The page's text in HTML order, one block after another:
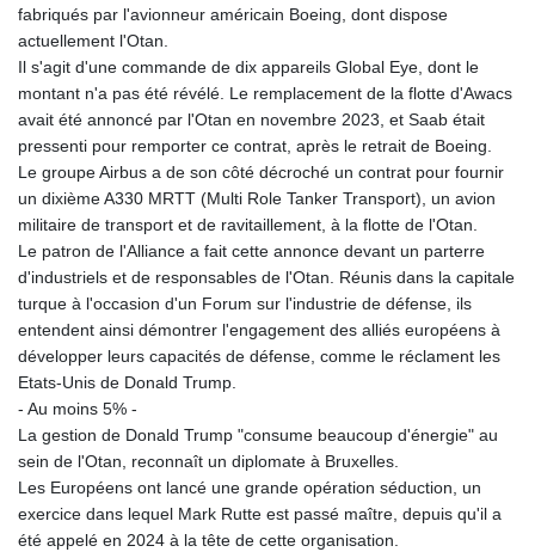
fabriqués par l'avionneur américain Boeing, dont dispose
actuellement l'Otan.
Il s'agit d'une commande de dix appareils Global Eye, dont le
montant n'a pas été révélé. Le remplacement de la flotte d'Awacs
avait été annoncé par l'Otan en novembre 2023, et Saab était
pressenti pour remporter ce contrat, après le retrait de Boeing.
Le groupe Airbus a de son côté décroché un contrat pour fournir
un dixième A330 MRTT (Multi Role Tanker Transport), un avion
militaire de transport et de ravitaillement, à la flotte de l'Otan.
Le patron de l'Alliance a fait cette annonce devant un parterre
d'industriels et de responsables de l'Otan. Réunis dans la capitale
turque à l'occasion d'un Forum sur l'industrie de défense, ils
entendent ainsi démontrer l'engagement des alliés européens à
développer leurs capacités de défense, comme le réclament les
Etats-Unis de Donald Trump.
- Au moins 5% -
La gestion de Donald Trump "consume beaucoup d'énergie" au
sein de l'Otan, reconnaît un diplomate à Bruxelles.
Les Européens ont lancé une grande opération séduction, un
exercice dans lequel Mark Rutte est passé maître, depuis qu'il a
été appelé en 2024 à la tête de cette organisation.